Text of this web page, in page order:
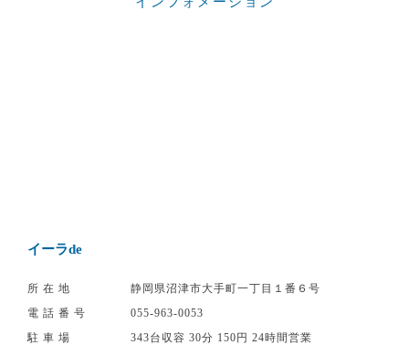
イーラde
所在地
静岡県沼津市大手町一丁目１番６号
電話番号
055‐963‐0053
駐車場
343台収容 30分 150円 24時間営業